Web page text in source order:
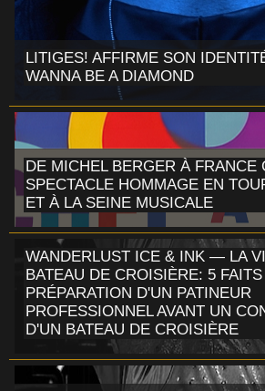
LITIGES! AFFIRME SON
WANNA BE A DIAMOND
DE MICHEL BERGER À FRANCE
SPECTACLE HOMMAGE EN
ET À LA SEINE MUSICALE
WANDERLUST ICE & INK — LA
BATEAU DE CROISIÈRE: 5
PRÉPARATION D'UN PATINEUR
PROFESSIONNEL AVANT UN
D'UN BATEAU DE CROISIÈRE